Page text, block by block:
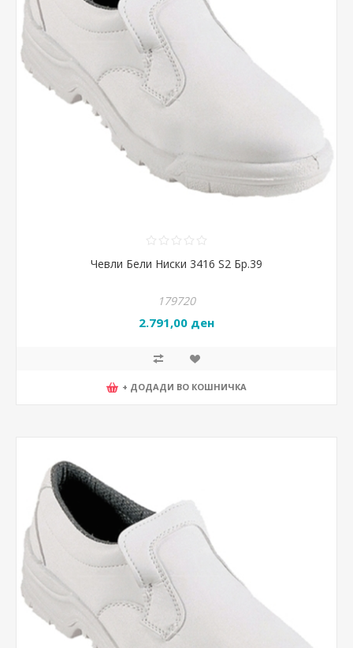
Чевли Бели Ниски 3416 S2 Бр.39
179720
2.791,00 ден
+ ДОДАДИ ВО КОШНИЧКА